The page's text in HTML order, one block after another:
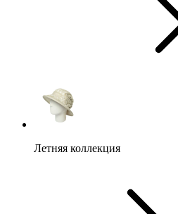
Летняя коллекция